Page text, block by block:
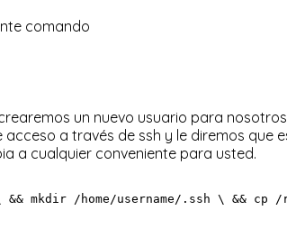
comando
un nuevo usuario para
a través de ssh y le diremos que
a cualquier conveniente para usted.
mkdir /home/username/.ssh \ && cp /